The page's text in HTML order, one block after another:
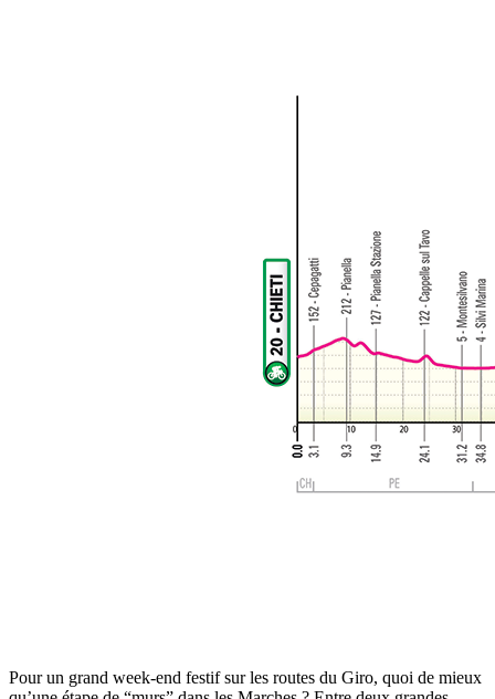
Pour un grand week-end festif sur les routes du Giro, quoi de mieux